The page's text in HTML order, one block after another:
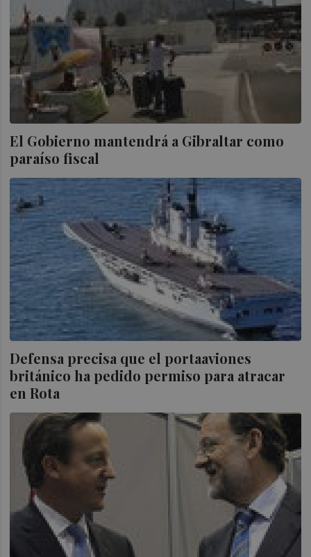
El Gobierno mantendrá a Gibraltar como
paraíso fiscal
Defensa precisa que el portaaviones
británico ha pedido permiso para atracar
en Rota